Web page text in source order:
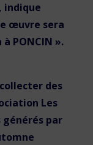
indique
œuvre sera
PONCIN ».
des
Les
générés par